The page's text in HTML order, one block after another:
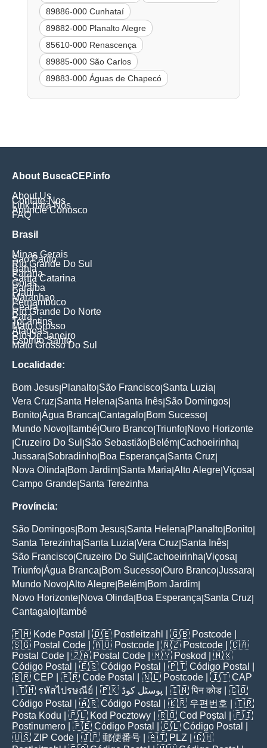
89886-000 Cunhataí
89882-000 Planalto Alegre
85610-000 Renascença
89885-000 São Carlos
89883-000 Águas de Chapecó
About BuscaCEP.info
About Us
Contate-Nos
Link para Nós
Anuncie Conosco
FAQ
Brasil
Minas Gerais
Sao Paulo
Rio Grande Do Sul
Bahia
Parana
Santa Catarina
Goias
Paraiba
Piaui
Maranhao
Pernambuco
Ceara
Rio Grande Do Norte
Para
Tocantins
Mato Grosso
Alagoas
Rio De Janeiro
Espirito Santo
Mato Grosso Do Sul
Localidade:
Bom Jesus Planalto São Francisco Santa Luzia
Vera Cruz Santa Helena Santa Inês São Domingos
Bonito Água Branca Cantagalo Bom Sucesso
Mundo Novo Itambé Ouro Branco Triunfo Novo Horizonte
Cruzeiro Do Sul São Sebastião Belém Cachoeirinha
Jussara Sobradinho Boa Esperança Santa Cruz
Nova Olinda Bom Jardim Santa Maria Alto Alegre Viçosa
Campo Grande Santa Terezinha
Província:
São Domingos Bom Jesus Santa Helena Planalto Bonito
Santa Terezinha Santa Luzia Vera Cruz Santa Inês
São Francisco Cruzeiro Do Sul Cachoeirinha Viçosa
Triunfo Água Branca Bom Sucesso Ouro Branco Jussara
Mundo Novo Alto Alegre Belém Bom Jardim
Novo Horizonte Nova Olinda Boa Esperança Santa Cruz
Cantagalo Itambé
🇵🇭 Kode Postal | 🇩🇪 Postleitzahl | 🇬🇧 Postcode
🇸🇬 Postal Code | 🇦🇺 Postcode | 🇳🇿 Postcode | 🇨🇦
Postal Code | 🇿🇦 Postal Code | 🇲🇾 Poskod
| 🇲🇽
Código Postal
| 🇪🇸 Código Postal | 🇵🇹 Código Postal
🇧🇷 CEP | 🇫🇷 Code Postal | 🇳🇱 Postcode | 🇮🇹 CAP
| 🇹🇭 รหัสไปรษณีย์ | 🇵🇰 پوسٹل کوڈ | 🇮🇳पिन कोड | 🇨🇴
Código Postal
| 🇦🇷 Código Postal | 🇰🇷 우편번호
| 🇹🇷
Posta Kodu | 🇵🇱 Kod Pocztowy | 🇷🇴 Cod Poștal
| 🇫🇮
Postinumero | 🇵🇪 Código Postal | 🇨🇱 Código Postal
🇺🇸 ZIP Code | 🇯🇵 郵便番号 | 🇦🇹 PLZ | 🇨🇭